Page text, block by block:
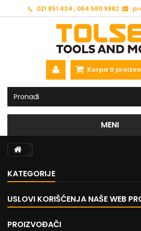
021 851 434 , 064 580 9882
Korpa 0
MENI
KATEGORIJE
USLOVI KORIŠĆENJA NAŠE WEB
PROIZVOĐAČI